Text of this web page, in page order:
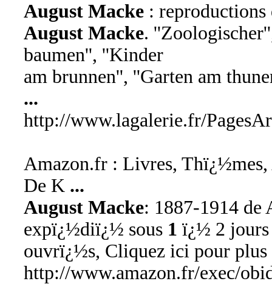
August Macke: reproductions
August Macke.
baumen'', ''Kinder
am brunnen'', ''Garten am
...
http://www.lagalerie.fr/
Amazon.fr : Livres,
De K ...
August Macke: 1887-1914 de
expï¿½diï¿½ sous 1 ï¿½ 2 jours
ouvrï¿½s, Cliquez ici pour
http://www.amazon.fr/exec/